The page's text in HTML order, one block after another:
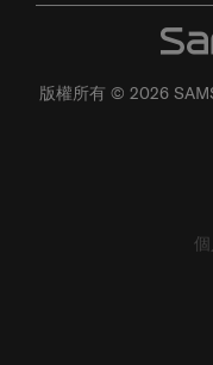
版權所有 © 2026